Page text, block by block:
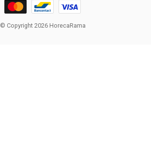
© Copyright 2026 HorecaRama